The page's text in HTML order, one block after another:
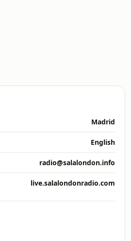
Madrid
English
radio@salalondon.info
live.salalondonradio.com